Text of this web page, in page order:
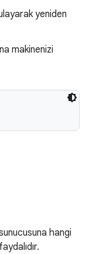
yeniden
makinenizi
hangi